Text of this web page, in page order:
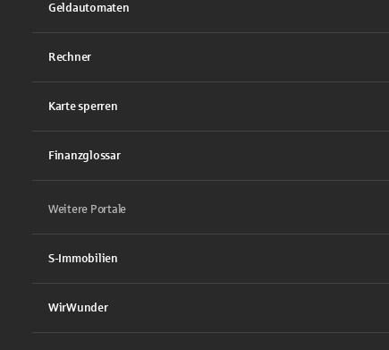
Geldautomaten
Rechner
Karte sperren
Finanzglossar
Weitere Portale
S-Immobilien
WirWunder